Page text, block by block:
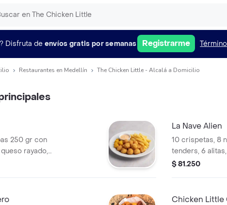
Disfruta de envíos gratis por semanas Registrarme
Restaurantes en Medellín The Chicken Little - Alcalá a Domicilio
250 gr con
rayado,
La Nave Alien
10 crispetas, 8
tenders, 6
150 gr de
$ 81.250
Chicken Little